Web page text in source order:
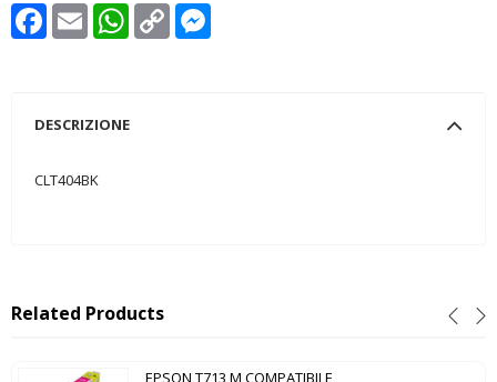
Facebook
Email WhatsApp
Copy
Link
DESCRIZIONE
CLT404BK
Related Products
EPSON T713 M COMPATIBILE